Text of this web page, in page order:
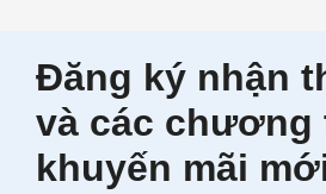
Đăng ký nhận
và các chương
khuyến mãi